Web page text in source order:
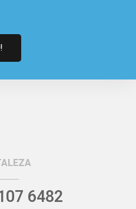
6482